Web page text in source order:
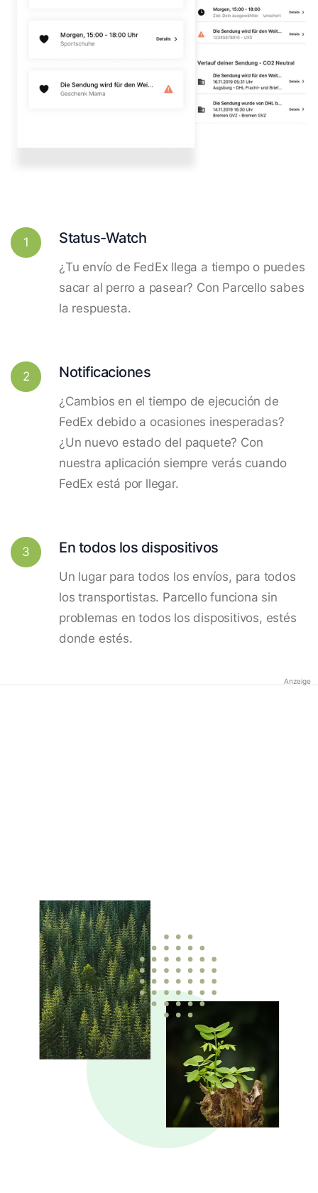
1 Status-Watch
¿Tu envío de FedEx llega a tiempo o puedes
sacar al perro a pasear? Con Parcello sabes
la respuesta.
2 Notificaciones
¿Cambios en el tiempo de ejecución de
FedEx debido a ocasiones inesperadas?
¿Un nuevo estado del paquete? Con
nuestra aplicación siempre verás cuando
FedEx está por llegar.
3 En todos los dispositivos
Un lugar para todos los envíos, para todos
los transportistas. Parcello funciona sin
problemas en todos los dispositivos, estés
donde estés.
Anzeige